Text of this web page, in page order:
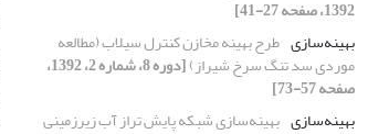
1392، صفحه 27-41]
بهینه‌سازی طرح بهینه مخازن کنترل سیلاب (مطالعه
موردی سد تنگ سرخ شیراز) [دوره 8، شماره 2، 1392،
صفحه 57-73]
بهینه‌سازی بهینه‌سازی شبکه پایش تراز آب زیرزمینی